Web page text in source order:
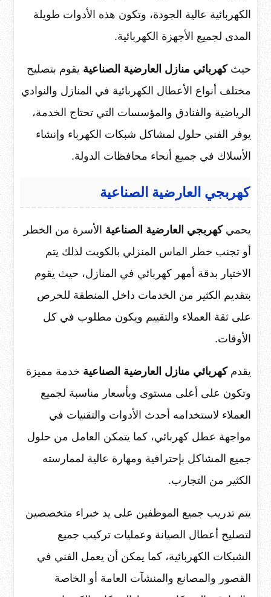
الكهربائية عالية الجودة، وتكون هذه الأدوات طويلة
المدى لجميع الأجهزة الكهربائية.
حيثكهربائي منازل العارضية الصناعية يقوم بتصليح
مختلف أنواع الأعطال الكهربائية في المنازل والنوادي
الرياضية والفنادق والمؤسسات التي تحتاج الخدمة،
يوفر الفني حلول لمشاكل شبكات الكهرباء وإنشاء
الأسلاك في جميع أنحاء محافظات الدولة.
كهربجي العارضية الصناعية
يحميكهربجي العارضية الصناعية الأسرة من الخطر
أو تجنب خطر الماس المنزلي بالكويت لذلك يتم
الاختيار بدقة أمهر كهربائي في المنازل، حيث يقوم
بتقديم الكثير من الخدمات داخل المنطقة للحرص
على ثقة العملاء والتقييم ويكون مطلوب في كل
الأوقات.
يقدمكهربائي منازل العارضية الصناعية خدمة مميزة
وتكون على أعلى مستوى وبأسعار مناسبة لجميع
العملاء لاستخدامه أحدث الأدوات والتقنيات في
مواجهة عطل كهربائي، كما يتمكن العامل من حلول
جميع المشاكل بإحترافية ومهارة عالية لممارسته
الكثير من التجارب.
يتم تدريب جميع الموظفين على يد خبراء متخصصين
لتصليح أعطال الصيانة وعمليات تركيب جميع
الشبكات الكهربائية، كما يمكن أن يعمل الفني في
القصور والمصانع والمنشآت العامة أو الخاصة